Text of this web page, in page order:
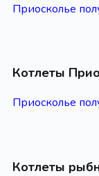
Приосколье
Котлеты
Приосколье
Котлеты